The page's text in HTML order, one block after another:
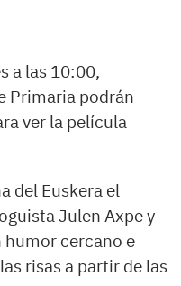
a las 10:00,
Primaria podrán
ver la película
del Euskera el
Julen Axpe y
humor cercano e
risas a partir de las